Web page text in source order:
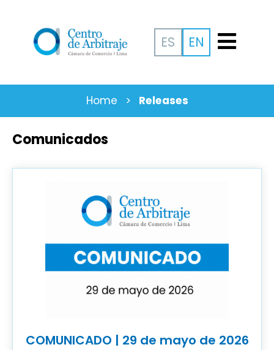
EN
ES
Home > Releases
Comunicados
COMUNICADO | 29 de mayo de 2026